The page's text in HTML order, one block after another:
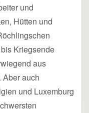
und
Hütten und
Kriegsende
aus
auch
und Luxemburg